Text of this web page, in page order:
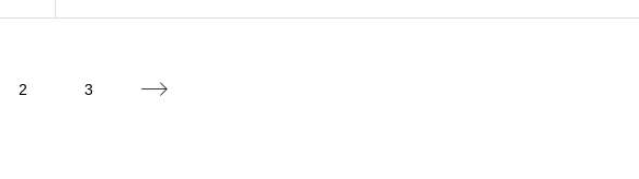
2 3 